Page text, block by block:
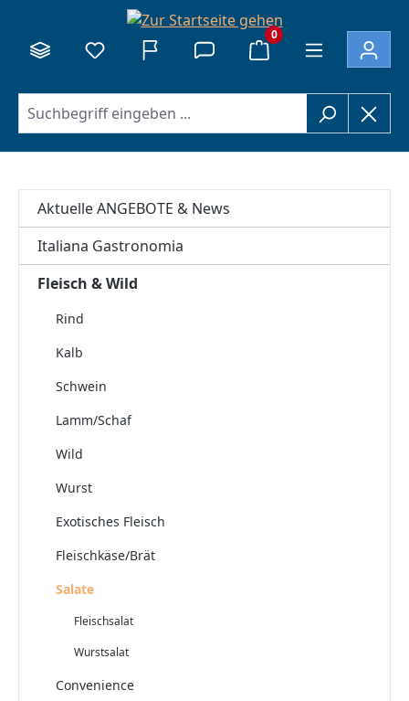
0
Aktuelle ANGEBOTE & News
Italiana Gastronomia
Fleisch & Wild
Rind
Kalb
Schwein
Lamm/Schaf
Wild
Wurst
Exotisches Fleisch
Fleischkäse/Brät
Salate
Fleischsalat
Wurstsalat
Convenience